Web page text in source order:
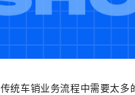
传统车销业务流程中需要太多